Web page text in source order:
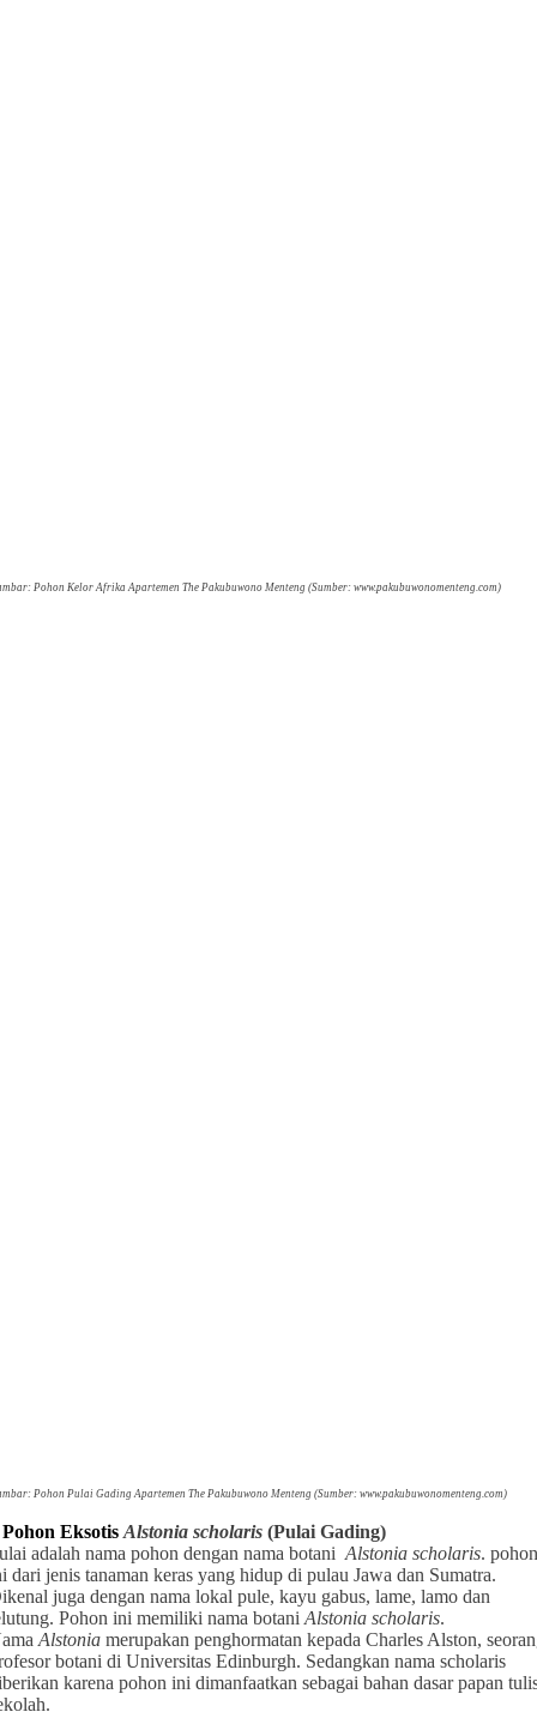
Pohon Kelor Afrika Apartemen The Pakubuwono Menteng (Sumber: www.pakubuwonomenteng.com)
Pohon Pulai Gading Apartemen The Pakubuwono Menteng (Sumber: www.pakubuwonomenteng.com)
Pohon Eksotis Alstonia scholaris (Pulai Gading)
adalah nama pohon dengan nama botaniAlstonia scholaris.
dari jenis tanaman keras yang hidup di pulau Jawa dan Sumatra.
juga dengan nama lokal pule, kayu gabus, lame, lamo dan
Pohon ini memiliki nama botaniAlstonia scholaris.
Alstonia merupakan penghormatan kepada Charles Alston,
botani di Universitas Edinburgh. Sedangkan nama scholaris
karena pohon ini dimanfaatkan sebagai bahan dasar papan